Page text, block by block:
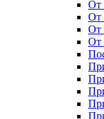
От
От
От
От